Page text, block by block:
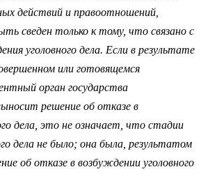
действий и правоотношений,
сведен только к тому, что связано с
уголовного дела. Если в результате
или готовящемся
орган государства
решение об отказе в
дела, это не означает, что стадии
дела не было; она была, результатом
об отказе в возбуждении уголовного